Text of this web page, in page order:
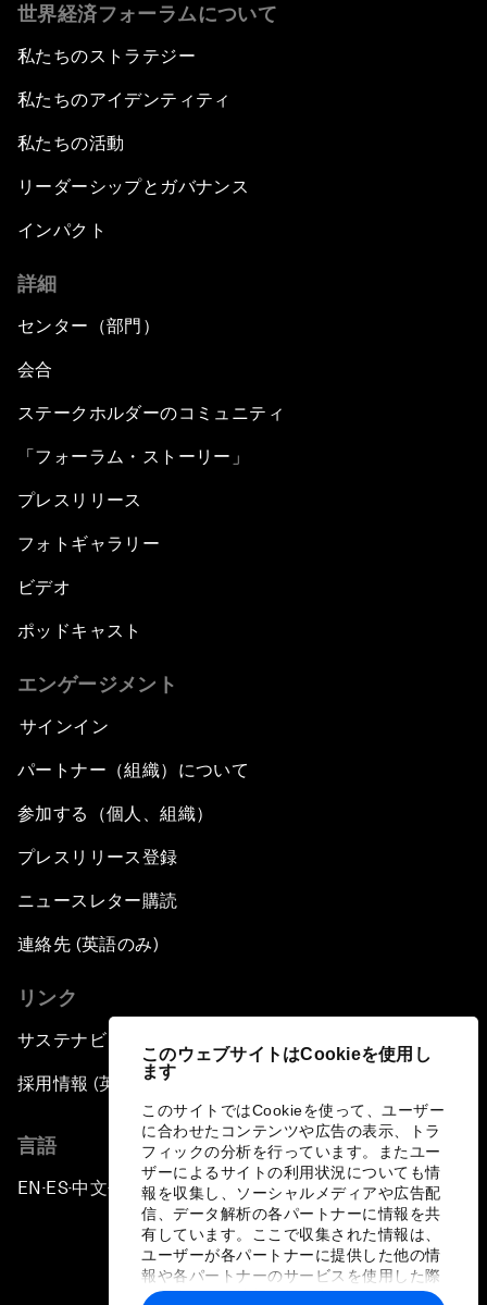
このウェブサイトはCookieを使用し
ます
このサイトではCookieを使って、ユーザー
に合わせたコンテンツや広告の表示、トラ
フィックの分析を行っています。またユー
ザーによるサイトの利用状況についても情
報を収集し、ソーシャルメディアや広告配
信、データ解析の各パートナーに情報を共
有しています。ここで収集された情報は、
ユーザーが各パートナーに提供した他の情
報や各パートナーのサービスを使用した際
に収集された情報と組み合わされ、各パー
世界経済フォーラムについて
私たちのストラテジー
私たちのアイデンティティ
私たちの活動
リーダーシップとガバナンス
インパクト
詳細
センター（部門）
会合
ステークホルダーのコミュニティ
「フォーラム・ストーリー」
プレスリリース
フォトギャラリー
ビデオ
ポッドキャスト
エンゲージメント
サインイン
パートナー（組織）について
参加する（個人、組織）
プレスリリース登録
ニュースレター購読
連絡先 (英語のみ)
リンク
サステナビリティへの取り組み
採用情報 (英語のみ)
言語
EN ▪ES▪中文▪ 日本語